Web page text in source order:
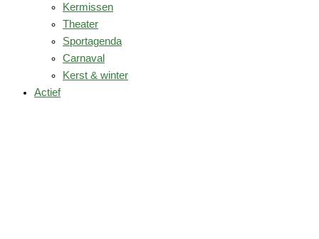
Kermissen
Theater
Sportagenda
Carnaval
Kerst & winter
Actief